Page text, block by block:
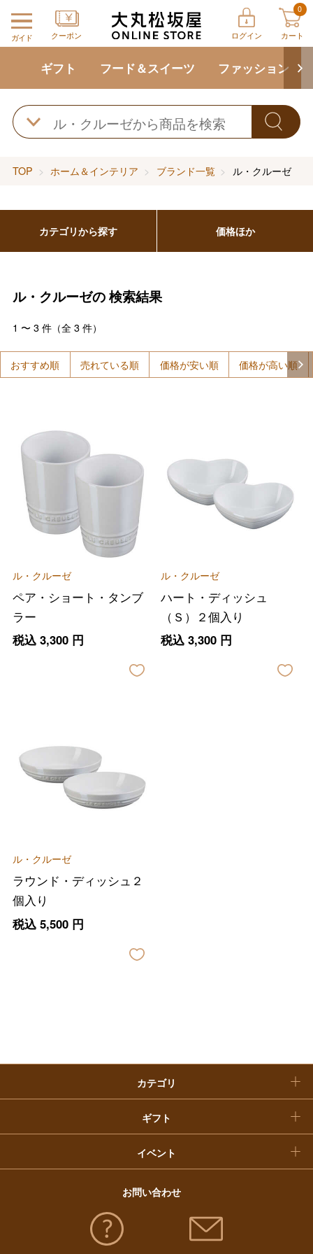
ガイド クーポン ログイン
0
カート
ギフト フード＆スイーツ ファッション
TOP ホーム＆インテリア ブランド一覧 ル・クルーゼ
ル・クルーゼの検索結果
1 〜 3件（全 3件）
おすすめ順 売れている順 価格が安い順 価格が高い順
ル・クルーゼ
ペア・ショート・タンブ
ラー
税込 3,300円
ル・クルーゼ
ハート・ディッシュ
（Ｓ）２個入り
税込 3,300円
ル・クルーゼ
ラウンド・ディッシュ２
個入り
税込 5,500円
カテゴリから探す 価格ほか
カテゴリ
フード＆スイーツ
ギフト
イベント
バレンタインチョコレート
ホワイトデー
父の日
敬老の日
福袋
お問い合わせ